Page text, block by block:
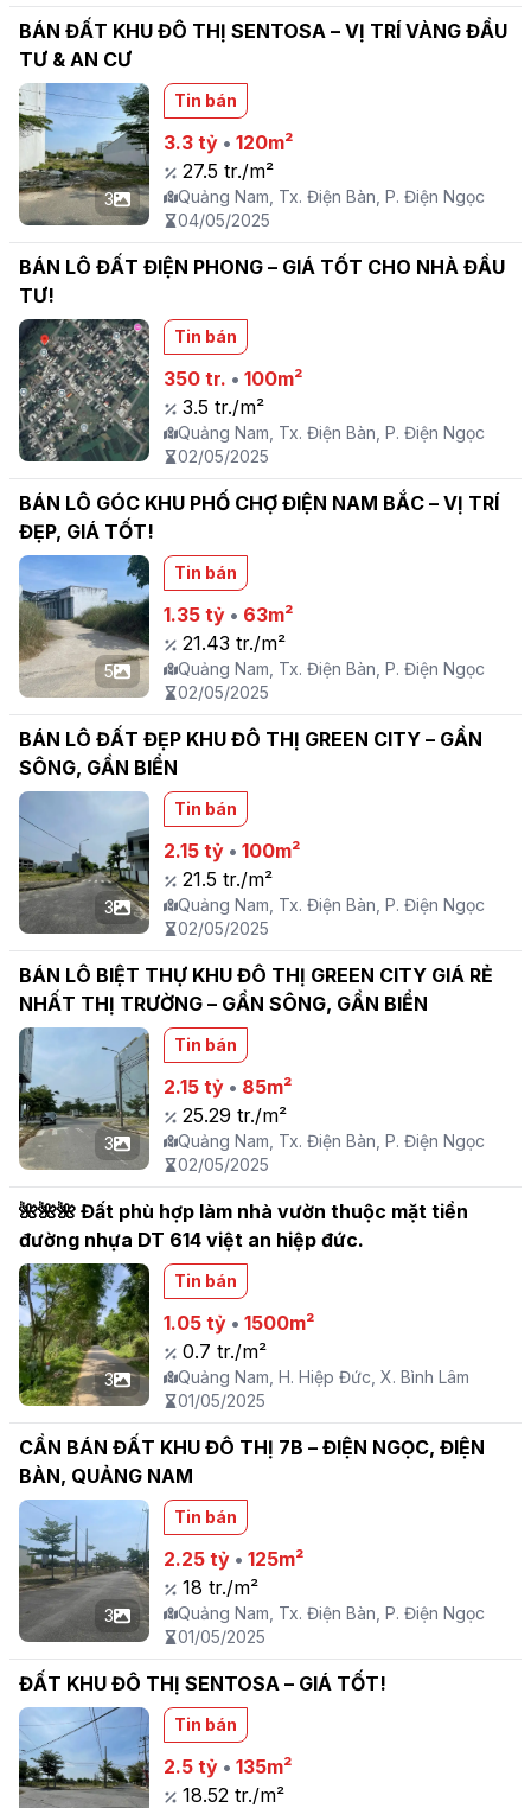
BÁN ĐẤT KHU ĐÔ THỊ SENTOSA – VỊ TRÍ VÀNG ĐẦU
TƯ & AN CƯ
3
Tin bán
3.3 tỷ •120m²
27.5 tr./m²
Quảng Nam, Tx. Điện Bàn, P. Điện Ngọc
04/05/2025
BÁN LÔ ĐẤT ĐIỆN PHONG – GIÁ TỐT CHO NHÀ ĐẦU
TƯ!
Tin bán
350 tr. •100m²
3.5 tr./m²
Quảng Nam, Tx. Điện Bàn, P. Điện Ngọc
02/05/2025
BÁN LÔ GÓC KHU PHỐ CHỢ ĐIỆN NAM BẮC – VỊ TRÍ
ĐẸP, GIÁ TỐT!
5
Tin bán
1.35 tỷ • 63m²
21.43 tr./m²
Quảng Nam, Tx. Điện Bàn, P. Điện Ngọc
02/05/2025
BÁN LÔ ĐẤT ĐẸP KHU ĐÔ THỊ GREEN CITY – GẦN
SÔNG, GẦN BIỂN
3
Tin bán
2.15 tỷ •100m²
21.5 tr./m²
Quảng Nam, Tx. Điện Bàn, P. Điện Ngọc
02/05/2025
BÁN LÔ BIỆT THỰ KHU ĐÔ THỊ GREEN CITY GIÁ RẺ
NHẤT THỊ TRƯỜNG – GẦN SÔNG, GẦN BIỂN
3
Tin bán
2.15 tỷ • 85m²
25.29 tr./m²
Quảng Nam, Tx. Điện Bàn, P. Điện Ngọc
02/05/2025
🌺🌺🌺 Đất phù hợp làm nhà vườn thuộc mặt tiền
đường nhựa DT 614 việt an hiệp đức.
3
Tin bán
1.05 tỷ •1500m²
0.7 tr./m²
Quảng Nam, H. Hiệp Đức, X. Bình Lâm
01/05/2025
CẦN BÁN ĐẤT KHU ĐÔ THỊ 7B – ĐIỆN NGỌC, ĐIỆN
BÀN, QUẢNG NAM
3
Tin bán
2.25 tỷ •125m²
18 tr./m²
Quảng Nam, Tx. Điện Bàn, P. Điện Ngọc
01/05/2025
ĐẤT KHU ĐÔ THỊ SENTOSA – GIÁ TỐT!
Tin bán
2.5 tỷ •135m²
18.52 tr./m²